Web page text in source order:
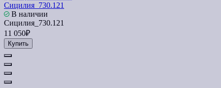
Сицилия_730.121
В наличии
Сицилия_730.121
11 050₽
Купить